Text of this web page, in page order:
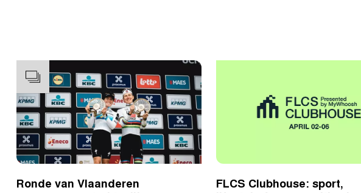
Ronde van Vlaanderen
FLCS Clubhouse: sport,